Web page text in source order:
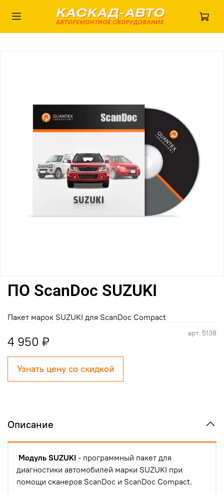
арт. 5138
ПО ScanDoc SUZUKI
4 950 ₽
Узнать цену со скидкой
Пакет марок SUZUKI для ScanDoc Compact
Описание
Модуль SUZUKI - программный пакет для
диагностики автомобилей марки SUZUKI при
помощи сканеров ScanDoc и ScanDoc Compact.